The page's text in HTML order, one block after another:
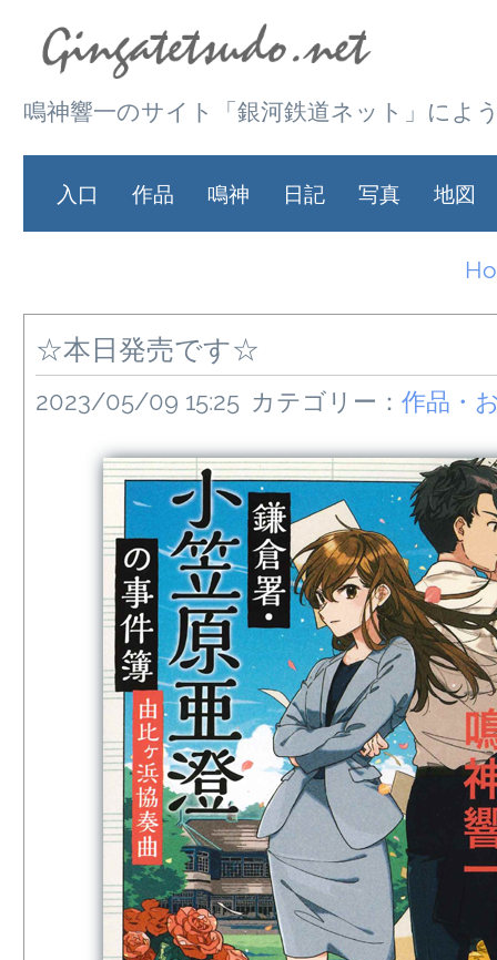
鳴神響一のサイト「銀河鉄道ネット」によ
入口 作品 鳴神 日記 写真 地図
☆本日発売です☆
2023/05/09 15:25 カテゴリー： 作品・